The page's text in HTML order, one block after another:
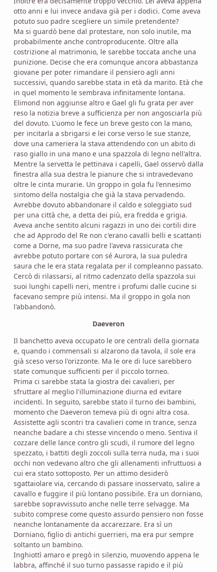
otto anni e lui invece andava già per i dodici. Come aveva
potuto suo padre scegliere un simile pretendente?
Ma si guardò bene dal protestare, non solo inutile, ma
probabilmente anche controproducente. Oltre alla
costrizione al matrimonio, le sarebbe toccata anche una
punizione. Decise che era comunque ancora abbastanza
giovane per poter rimandare il pensiero agli anni
successivi, quando sarebbe stata in età da marito. Età che
in quel momento le sembrava infinitamente lontana.
Elimond non aggiunse altro e Gael gli fu grata per aver
reso la notizia breve a sufficienza per non angosciarla più
del dovuto. L'uomo le fece un breve gesto con la mano,
per incitarla a sbrigarsi e lei corse verso le sue stanze,
dove una cameriera la stava attendendo con un abito di
raso giallo in una mano e una spazzola di legno nell'altra.
Mentre la servetta le pettinava i capelli, Gael osservò dalla
finestra alla sua destra le pianure che si intravedevano
oltre le cinta murarie. Un groppo in gola fu l'ennesimo
sintomo della nostalgia che già la stava pervadendo.
Avrebbe dovuto abbandonare il caldo e soleggiato sud
per una città che, a detta dei più, era fredda e grigia.
Aveva anche sentito alcuni ragazzi in uno dei cortili dire
che ad Approdo del Re non c'erano cavalli belli e scattanti
come a Dorne, ma suo padre l'aveva rassicurata che
avrebbe potuto portare con sé Aurora, la sua puledra
saura che le era stata regalata per il compleanno passato.
Cercò di rilassarsi, al ritmo cadenzato della spazzola sui
suoi lunghi capelli neri, mentre i profumi dalle cucine si
facevano sempre più intensi. Ma il groppo in gola non
l'abbandonò.
Daeveron
Il banchetto aveva occupato le ore centrali della giornata
e, quando i commensali si alzarono da tavola, il sole era
già sceso verso l'orizzonte. Ma le ore di luce sarebbero
state comunque sufficienti per il piccolo torneo.
Prima ci sarebbe stata la giostra dei cavalieri, per
sfruttare al meglio l'illuminazione diurna ed evitare
incidenti. In seguito, sarebbe stato il turno dei bambini,
momento che Daeveron temeva più di ogni altra cosa.
Assistette agli scontri tra cavalieri come in trance, senza
neanche badare a chi stesse vincendo o meno. Sentiva il
cozzare delle lance contro gli scudi, il rumore del legno
spezzato, i battiti degli zoccoli sulla terra nuda, ma i suoi
occhi non vedevano altro che gli allenamenti infruttuosi a
cui era stato sottoposto. Per un attimo desiderò
sgattaiolare via, cercando di passare inosservato, salire a
cavallo e fuggire il più lontano possibile. Era un dorniano,
sarebbe sopravvissuto anche nelle terre selvagge. Ma
subito comprese come questo assurdo pensiero non fosse
neanche lontanamente da accarezzare. Era sì un
Dorniano, figlio di antichi guerrieri, ma era pur sempre
soltanto un bambino.
Inghiottì amaro e pregò in silenzio, muovendo appena le
labbra, affinché il suo turno passasse rapido e il più